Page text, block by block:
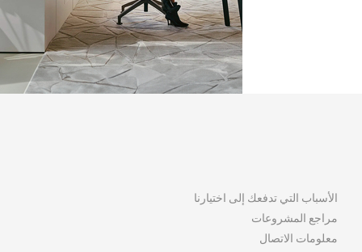
الأسباب التي تدفعك إلى اختيارنا
مراجع المشروعات
معلومات الاتصال